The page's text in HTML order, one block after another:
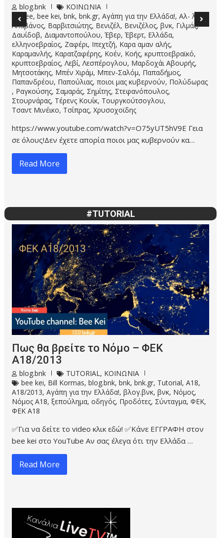
blog.bnk
ΚΟΙΝΩΝΙΑ
bee,bee kei,bnk,bnk.gr,Αγάπη για την Ελλάδα!,Αλ- λεβί
Αλαβάνος, Βαρβιτσιώτης, Βενιζέλ, Βενιζέλος,βνκ, Γιλμάζ,
Δαυίδοβ, Διαμαντοπούλου,Έβερ,Έβερτ, Ελλάδα,
ελληνοεβραίος, Ζαφέρι, Ιπεχτζή, Καρα αμαν αλής,
Καραμανλής, Καρατζαφέρης, Κοέν, Κοής,κρυπτοεβραϊκό,
κρυπτοεβραίος,Λεβί,Λεσπέρογλου, Μαρδοχάι Αβουρής,
Μητσοτάκης, Μπέν Χιράμ, Μπεν-Σαλόμ, Παπαδήμος,
Παπανδρέου, Παπούλιας,ποιοι μας κυβερνούν, Πολύδωρας
, Ραγκούσης, Σαμαράς, Σημίτης, Στεφανόπουλος,
Στουρνάρας, Τέρενς Κουίκ, Τουργκούτσογλου,
Τσαντ Μινέικο, Τσίπρας,Χρυσοχοϊδης
https://www.youtube.com/watch?v=O75yUT5hV9E Γεια
σε όλους!Δεν έχετε απορία ποιοι μας κυβερνούν κα…
Read More
#TUTORIAL
Πως θα βρείτε το Νόμο – ΦΕΚ
Α18/2013
blog.bnk TUTORIAL, ΚΟΙΝΩΝΙΑ
bee kei, Bill Kormas,blog.bnk,bnk,bnk.gr, Tutorial,Α18,
Α18/2013,Αγάπη για την Ελλάδα!,βλογ.βνκ,βνκ, Νόμος,
Νόμος Α18,ξεπούλημα,οδηγός, Προδότες, Σύνταγμα,ΦΕΚ,
ΦΕΚ Α18
✅Για να δείτε το video κλικ εδώ! ✅Κάνε ΕΓΓΡΑΦΗ στον
bee kei στο YouTube Αν σας έλεγα ότι την Ελλάδα …
Read More